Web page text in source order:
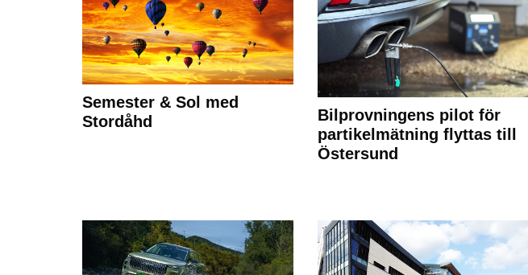
Semester & Sol med
Stordåhd
Bilprovningens pilot för
partikelmätning flyttas till
Östersund